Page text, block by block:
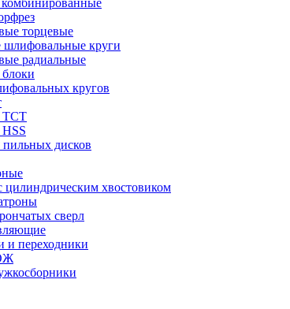
торцевые
круги
радиальные
кругов
ТСТ
пильных дисков
цилиндрическим хвостовиком
сверл
и переходники